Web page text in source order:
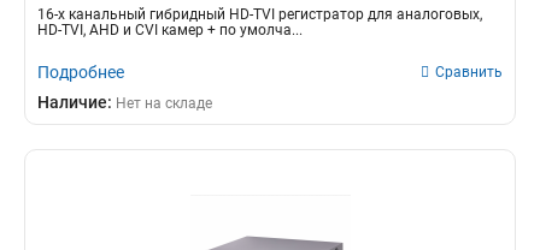
16-х канальный гибридный HD-TVI регистратор для аналоговых,
HD-TVI, AHD и CVI камер + по умолча...
Подробнее Сравнить
Наличие: Нет на складе